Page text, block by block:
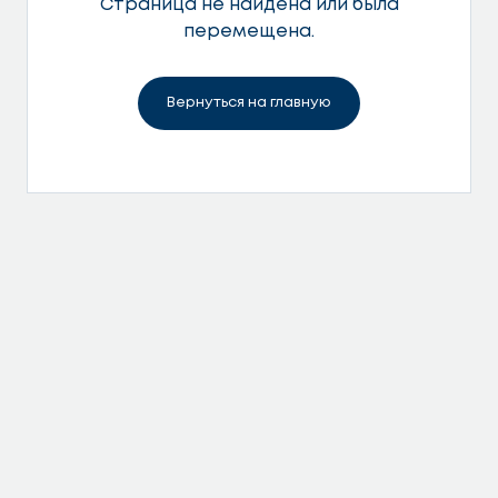
Страница не найдена или была
перемещена.
Вернуться на главную